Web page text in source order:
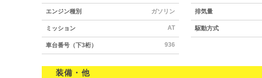
エンジン種別 ガソリン 排気量
ミッション AT 駆動方式
車台番号（下3桁） 936
装備・他